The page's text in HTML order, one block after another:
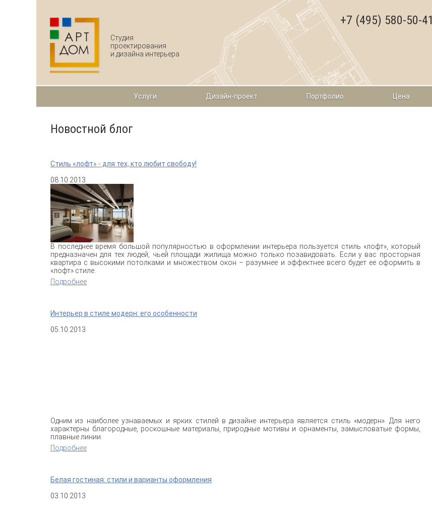
Студия
проектирования
и дизайна интерьера
+7 (495) 580-50-41
Услуги Дизайн-проект Портфолио Цена
Новостной блог
Стиль «лофт» - для тех, кто любит свободу!
08.10.2013
В последнее время большой популярностью в оформлении интерьера пользуется стиль «лофт», который
предназначен для тех людей, чьей площади жилища можно только позавидовать. Если у вас просторная
квартира с высокими потолками и множеством окон – разумнее и эффектнее всего будет ее оформить в
«лофт» стиле.
Подробнее
Интерьер в стиле модерн: его особенности
05.10.2013
Одним из наиболее узнаваемых и ярких стилей в дизайне интерьера является стиль «модерн». Для него
характерны благородные, роскошные материалы, природные мотивы и орнаменты, замысловатые формы,
плавные линии.
Подробнее
Белая гостиная: стили и варианты оформления
03.10.2013